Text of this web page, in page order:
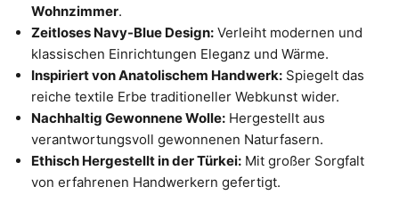
Wohnzimmer.
Zeitloses Navy-Blue Design: Verleiht modernen und
klassischen Einrichtungen Eleganz und Wärme.
Inspiriert von Anatolischem Handwerk: Spiegelt das
reiche textile Erbe traditioneller Webkunst wider.
Nachhaltig Gewonnene Wolle: Hergestellt aus
verantwortungsvoll gewonnenen Naturfasern.
Ethisch Hergestellt in der Türkei: Mit großer Sorgfalt
von erfahrenen Handwerkern gefertigt.